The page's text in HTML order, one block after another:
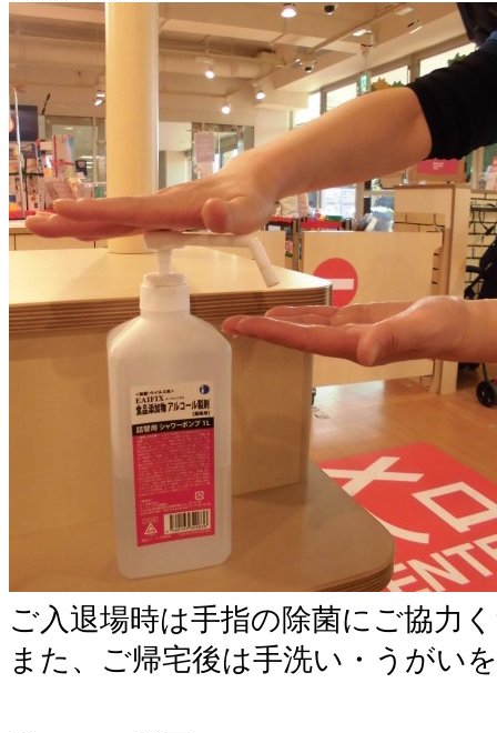
ご入退場時は手指の除菌にご協力
また、ご帰宅後は手洗い・うがい